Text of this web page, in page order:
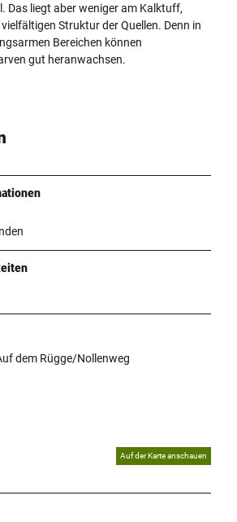
Das liegt aber weniger am Kalktuff,
Struktur der Quellen. Denn in
Bereichen können
gut heranwachsen.
dem Rügge/Nollenweg
Auf der Karte anschauen